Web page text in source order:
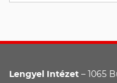
Lengyel Intézet – 1065